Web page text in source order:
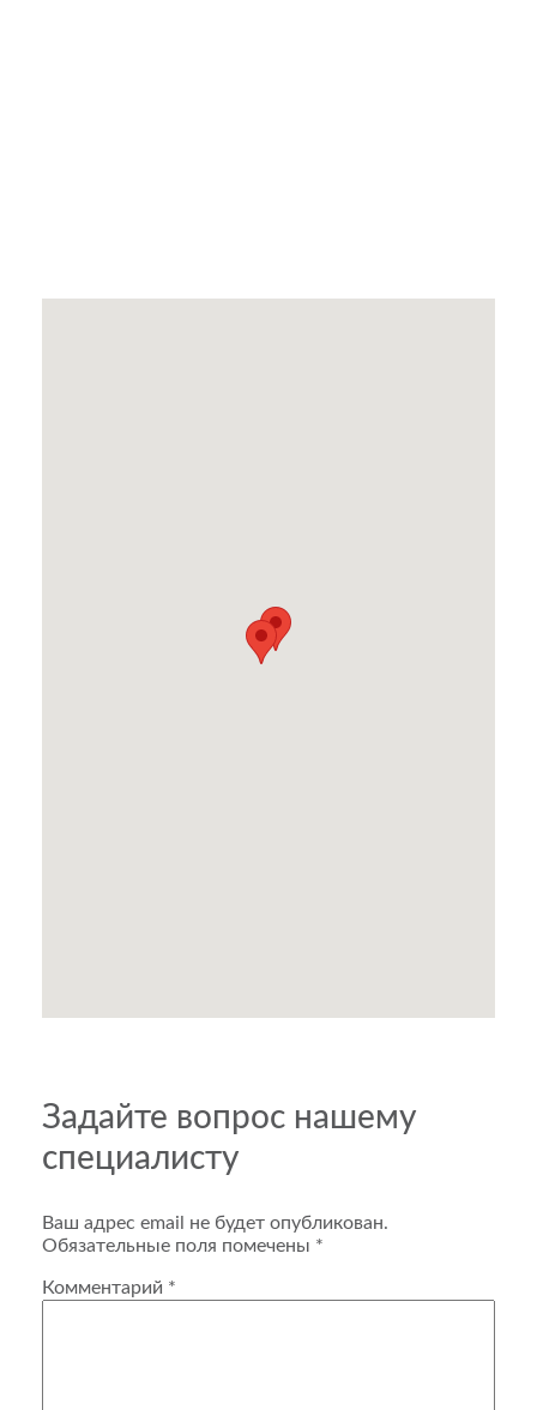
Задайте вопрос нашему
специалисту
Ваш адрес email не будет опубликован.
Обязательные поля помечены *
Комментарий *